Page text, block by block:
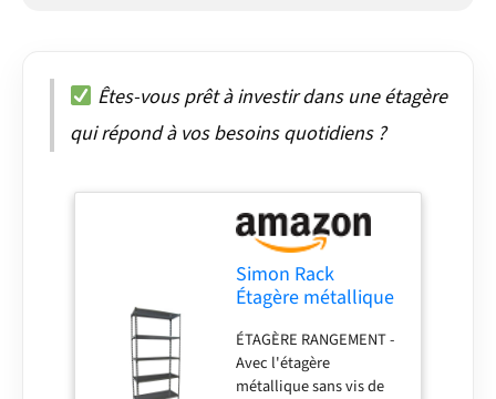
Êtes-vous prêt à investir dans une étagère
qui répond à vos besoins quotidiens ?
Simon Rack
Étagère métallique
mm - Simonclick
ÉTAGÈRE RANGEMENT -
Avec l'étagère
métallique sans vis de